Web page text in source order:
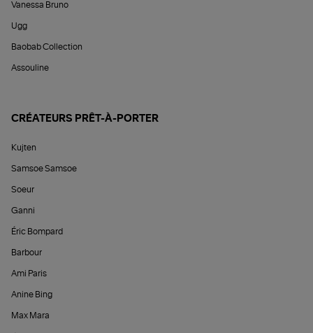
Vanessa Bruno
Ugg
Baobab Collection
Assouline
CRÉATEURS PRÊT-À-PORTER
Kujten
Samsoe Samsoe
Soeur
Ganni
Éric Bompard
Barbour
Ami Paris
Anine Bing
Max Mara